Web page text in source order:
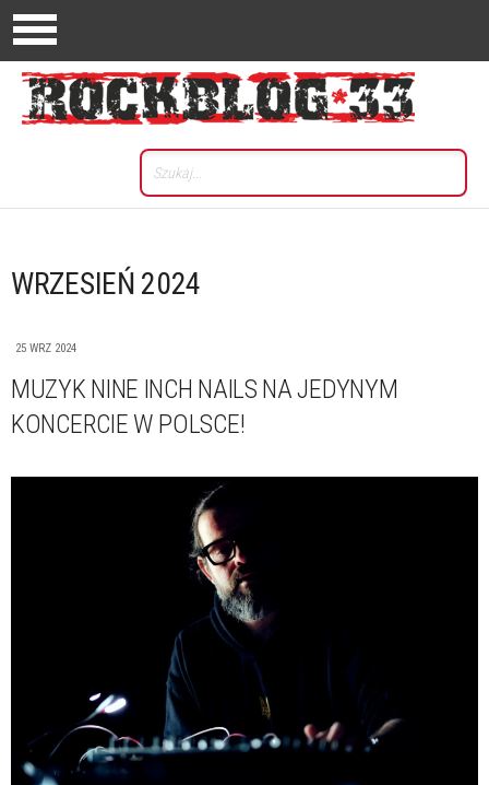
WRZESIEŃ 2024
25 WRZ 2024
MUZYK NINE INCH NAILS NA JEDYNYM
KONCERCIE W POLSCE!